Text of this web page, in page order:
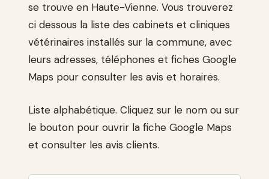
se trouve en Haute-Vienne. Vous trouverez
ci dessous la liste des cabinets et cliniques
vétérinaires installés sur la commune, avec
leurs adresses, téléphones et fiches Google
Maps pour consulter les avis et horaires.
Liste alphabétique. Cliquez sur le nom ou sur
le bouton pour ouvrir la fiche Google Maps
et consulter les avis clients.